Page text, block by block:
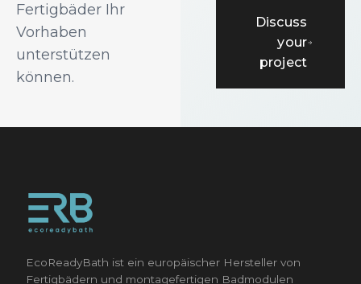
Fertigbäder Ihr
Vorhaben
unterstützen
können.
Discuss
your
project
EcoReadyBath ist ein europäischer Hersteller von
Fertigbädern und montagefertigen Badmodulen